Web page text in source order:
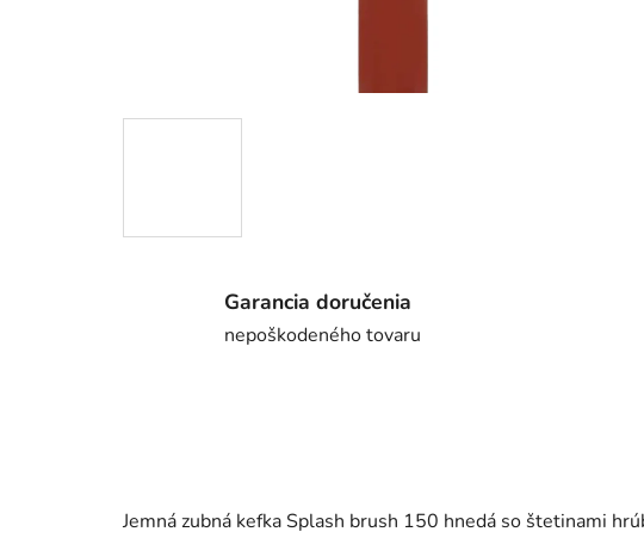
Garancia doručenia
nepoškodeného tovaru
Jemná zubná kefka Splash brush 150 hnedá so štetinami